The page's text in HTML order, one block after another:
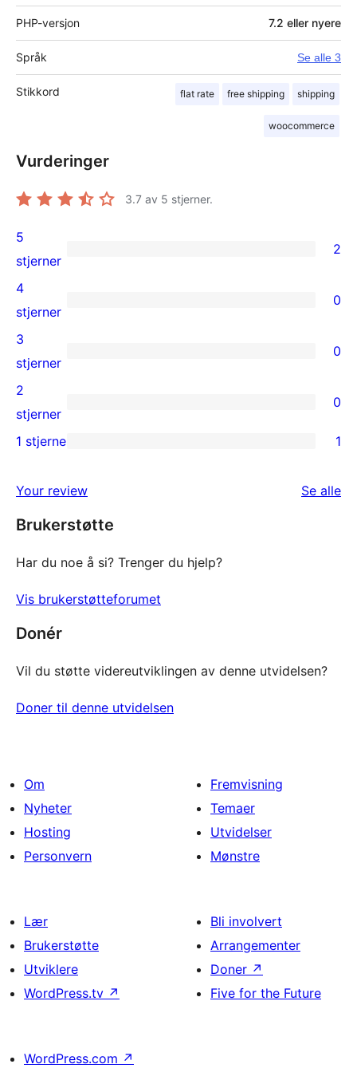
PHP-versjon 7.2 eller nyere
Språk Se alle 3
Stikkord flat rate free shipping shipping
woocommerce
Vurderinger
3.7 av 5 stjerner.
2
5-
star
reviews
5
stjerner
2
0
4-
star
reviews
4
stjerner
0
0
3-
star
reviews
3
stjerner
0
0
2-
reviews
2
stjerner
0
star
review
1 stjerne 1
Your review Se alle
Brukerstøtte
Har du noe å si? Trenger du hjelp?
Vis brukerstøtteforumet
Donér
Vil du støtte videreutviklingen av denne utvidelsen?
Doner til denne utvidelsen
Om
Nyheter
Hosting
Personvern
Fremvisning
Temaer
Utvidelser
Mønstre
Lær
Brukerstøtte
Utviklere
WordPress.tv ↗
Bli involvert
Arrangementer
Doner ↗
Five for the Future
WordPress.com ↗